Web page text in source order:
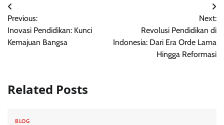
Post
navigation
Previous:
Inovasi Pendidikan: Kunci
Kemajuan Bangsa
Next:
Revolusi Pendidikan di
Indonesia: Dari Era Orde Lama
Hingga Reformasi
Related Posts
BLOG